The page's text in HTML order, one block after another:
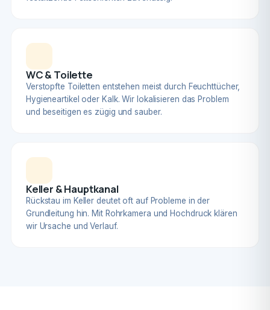
WC & Toilette
Verstopfte Toiletten entstehen meist durch Feuchttücher,
Hygieneartikel oder Kalk. Wir lokalisieren das Problem
und beseitigen es zügig und sauber.
Keller & Hauptkanal
Rückstau im Keller deutet oft auf Probleme in der
Grundleitung hin. Mit Rohrkamera und Hochdruck klären
wir Ursache und Verlauf.